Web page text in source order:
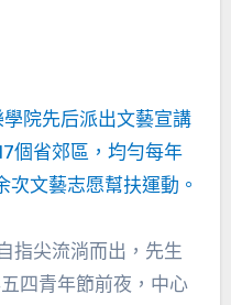
院先后派出文藝宣講
個省郊區，均勻每年
文藝志愿幫扶運動。
指尖流淌而出，先生
四青年節前夜，中心